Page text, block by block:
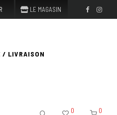
LE MAGASIN
/ LIVRAISON
0 0